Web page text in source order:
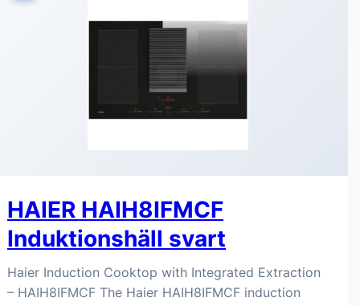
HAIER HAIH8IFMCF
Induktionshäll svart
Haier Induction Cooktop with Integrated Extraction
– HAIH8IFMCF The Haier HAIH8IFMCF induction